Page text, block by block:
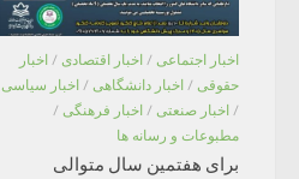
اخبار اجتماعی / اخبار اقتصادی / اخبار
حقوقی / اخبار دانشگاهی / اخبار سیاسی
/ اخبار صنعتی / اخبار فرهنگی /
مطبوعات و رسانه ها
برای هفتمین سال متوالی